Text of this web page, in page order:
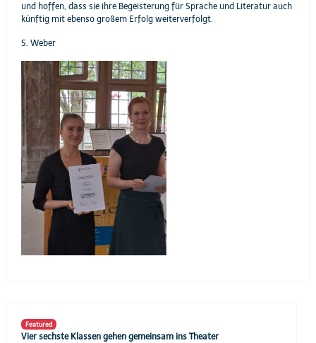
und hoffen, dass sie ihre Begeisterung für Sprache und Literatur auch
künftig mit ebenso großem Erfolg weiterverfolgt.
S. Weber
Featured
Vier sechste Klassen gehen gemeinsam ins Theater